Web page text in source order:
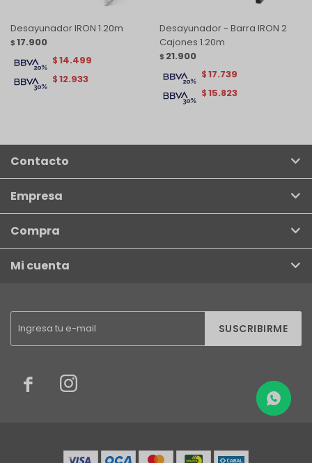
Desayunador IRON 1.20m
$ 17.900
$12.933
$14.499
Desayunador - Barra IRON 2
Cajones 1.20m
$ 21.900
$15.823
$17.739
SUSCRIBIRME
 
Contacto
Empresa
Compra
Mi cuenta